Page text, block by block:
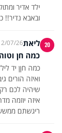
ילד אדיר
ובאבא נדיר!!
20 ליאת07/26 01:13
כמה חן
ריגשתם